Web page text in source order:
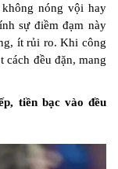
nóng vội hay
sự điềm đạm này
ít rủi ro. Khi công
cách đều đặn, mang
tiền bạc vào đều